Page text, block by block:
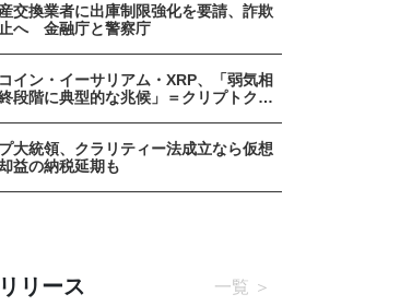
交換業者に出庫制限強化を要請、詐欺
へ 金融庁と警察庁
イン・イーサリアム・XRP、「弱気相
段階に典型的な兆候」＝クリプトクア
大統領、クラリティー法成立なら仮想
益の納税延期も
リース 一覧